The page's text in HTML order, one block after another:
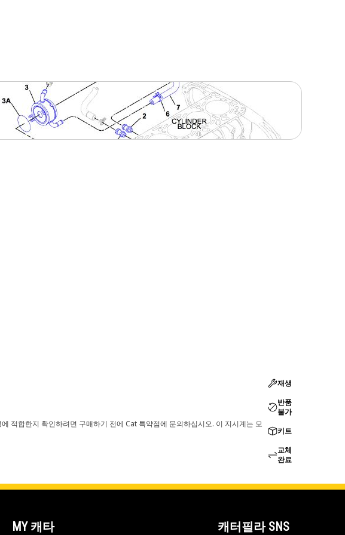
적합한지 확인하려면 구매하기 전에 Cat 특약점에 문의하십시오. 이 지시계는 모
재생
반품
불가
키트
교체
완료
MY 캐타 캐터필라 SNS